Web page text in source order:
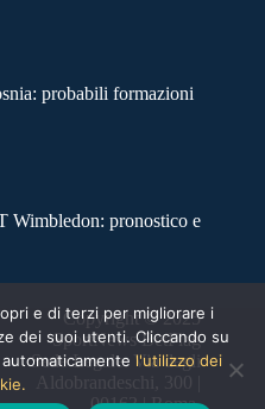
probabili formazioni
Wimbledon: pronostico e
Copyright © 2025
SportNews BetFlag
Sede Legale: Via degli
Aldobrandeschi, 300 |
00163 | Roma
e di terzi per migliorare i
dei suoi utenti. Cliccando su
l'utilizzo dei